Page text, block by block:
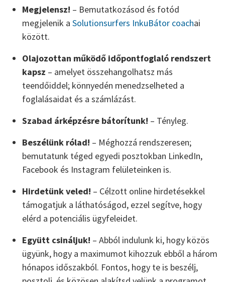
Megjelensz! – Bemutatkozásod és fotód
megjelenik a Solutionsurfers InkuBátor coachai
között.
Olajozottan működő időpontfoglaló rendszert
kapsz – amelyet összehangolhatsz más
teendőiddel; könnyedén menedzselheted a
foglalásaidat és a számlázást.
Szabad árképzésre bátorítunk! – Tényleg.
Beszélünk rólad! – Méghozzá rendszeresen;
bemutatunk téged egyedi posztokban LinkedIn,
Facebook és Instagram felületeinken is.
Hirdetünk veled! – Célzott online hirdetésekkel
támogatjuk a láthatóságod, ezzel segítve, hogy
elérd a potenciális ügyfeleidet.
Együtt csináljuk! – Abból indulunk ki, hogy közös
ügyünk, hogy a maximumot kihozzuk ebből a három
hónapos időszakból. Fontos, hogy te is beszélj,